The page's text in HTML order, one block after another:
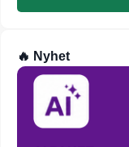
🔥 Nyhet